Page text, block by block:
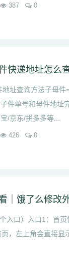
387 0
快递地址怎么
址查询方法子母件
件单号和母件地址
/京东/拼多多等...
426 0
入口）入口1：首
，左上角会直接显